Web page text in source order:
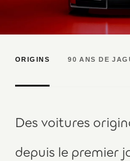
ORIGINS 90 ANS DE
Des voitures
depuis le premier